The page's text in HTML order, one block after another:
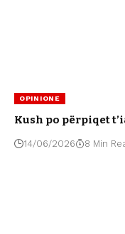
OPINIONE
Kush po përpiqet
14/06/2026 8 Min